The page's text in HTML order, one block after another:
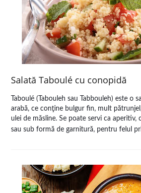
Salată Taboulé cu conopidă
Taboulé (Tabouleh sau Tabbouleh) este o
arabă, ce conţine bulgur fin, mult
ulei de măsline. Se poate servi ca aperitiv,
sau sub formă de garnitură, pentru felul